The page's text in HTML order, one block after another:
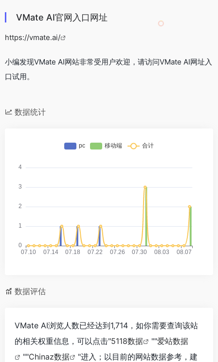
VMate AI官网入口网址
https://vmate.ai/
小编发现VMate AI网站非常受用户欢迎，请访问VMate AI网址入
口试用。
数据统计
数据评估
VMate AI浏览人数已经达到1,714，如你需要查询该站
的相关权重信息，可以点击"5118数据 ""爱站数据
""Chinaz数据
"进入；以目前的网站数据参考，建